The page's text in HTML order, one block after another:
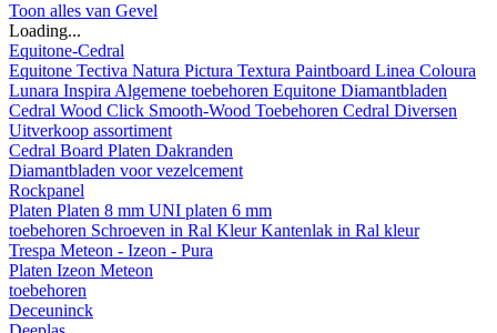
Toon alles van Gevel
Loading...
Equitone-Cedral
Equitone Tectiva Natura Pictura Textura Paintboard Linea Coloura
Lunara Inspira Algemene toebehoren Equitone Diamantbladen
Cedral Wood Click Smooth-Wood Toebehoren Cedral Diversen
Uitverkoop assortiment
Cedral Board Platen Dakranden
Diamantbladen voor vezelcement
Rockpanel
Platen Platen 8 mm UNI platen 6 mm
toebehoren Schroeven in Ral KleurKantenlak in Ral kleur
Trespa Meteon - Izeon - Pura
Platen Izeon Meteon
toebehoren
Deceuninck